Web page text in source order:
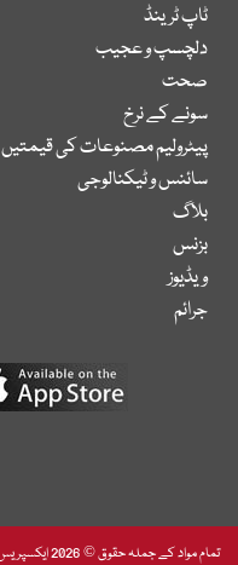
ٹاپ ٹرینڈ
دلچسپ و عجیب
صحت
سونے کے نرخ
پیٹرولیم مصنوعات کی قیمتیں
سائنس و ٹیکنالوجی
بلاگ
بزنس
ویڈیوز
جرائم
تمام مواد کے جملہ حقوق © 2026 ایکسپریس اردو